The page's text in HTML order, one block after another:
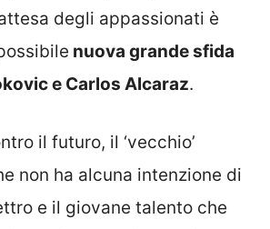
degli appassionati è
nuova grande sfida
e Carlos Alcaraz.
il futuro, il ‘vecchio’
non ha alcuna intenzione di
e il giovane talento che